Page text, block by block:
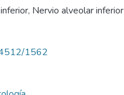
, Nervio alveolar inferior
1562